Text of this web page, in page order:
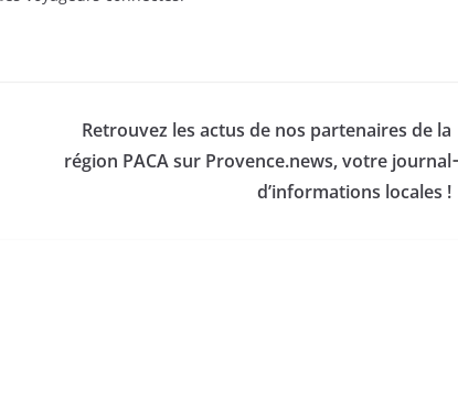
Retrouvez les actus de nos partenaires de la
région PACA sur Provence.news, votre journal
d’informations locales !